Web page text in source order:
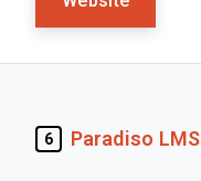
6 Paradiso LMS